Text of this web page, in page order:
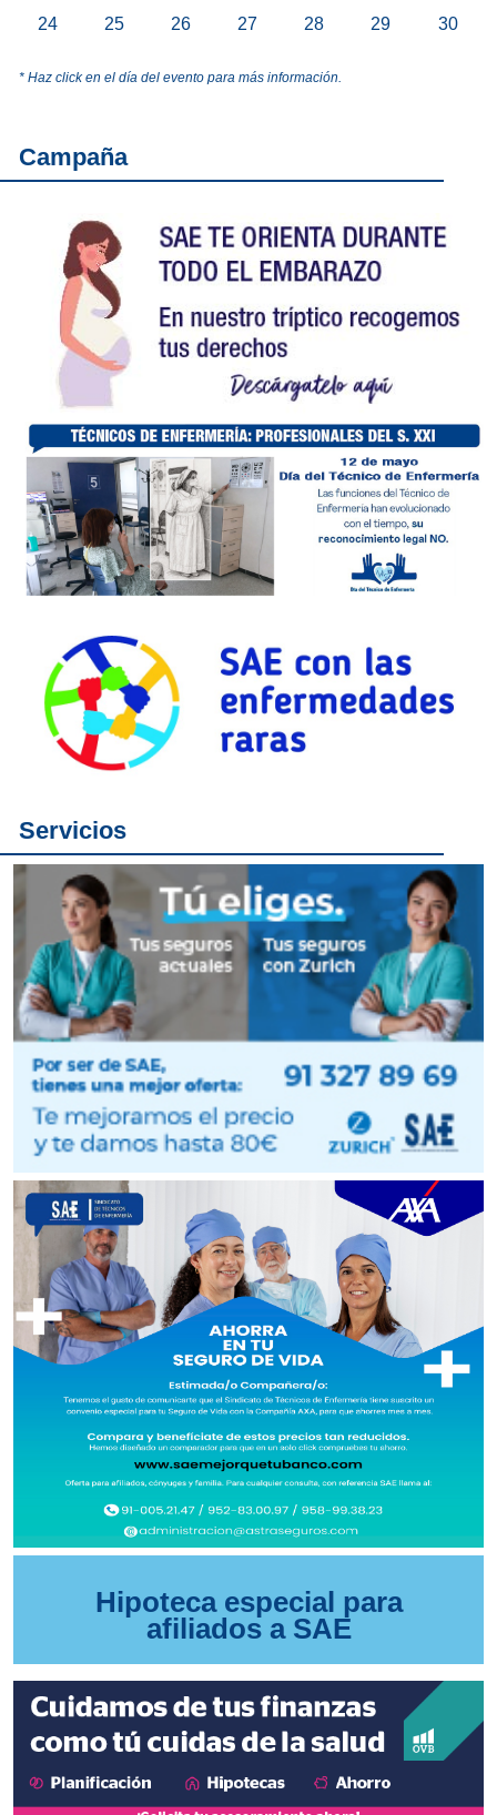
24 25 26 27 28 29 30
* Haz click en el día del evento para más información.
Campaña
Servicios
Hipoteca especial para
afiliados a SAE